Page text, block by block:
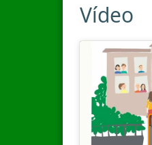
Vídeo